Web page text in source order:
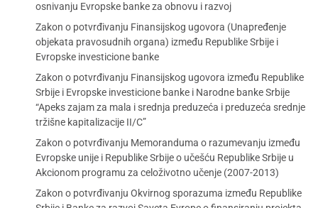
osnivanju Evropske banke za obnovu i razvoj
Zakon o potvrđivanju Finansijskog ugovora (Unapređenje
objekata pravosudnih organa) između Republike Srbije i
Evropske investicione banke
Zakon o potvrđivanju Finansijskog ugovora između Republike
Srbije i Evropske investicione banke i Narodne banke Srbije
“Apeks zajam za mala i srednja preduzeća i preduzeća srednje
tržišne kapitalizacije II/C”
Zakon o potvrđivanju Memoranduma o razumevanju između
Evropske unije i Republike Srbije o učešću Republike Srbije u
Akcionom programu za celoživotno učenje (2007-2013)
Zakon o potvrđivanju Okvirnog sporazuma između Republike